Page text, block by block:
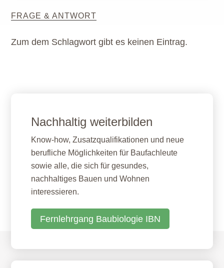
FRAGE & ANTWORT
Zum dem Schlagwort gibt es keinen Eintrag.
Nachhaltig weiterbilden
Know-how, Zusatzqualifikationen und neue
berufliche Möglichkeiten für Baufachleute
sowie alle, die sich für gesundes,
nachhaltiges Bauen und Wohnen
interessieren.
Fernlehrgang Baubiologie IBN